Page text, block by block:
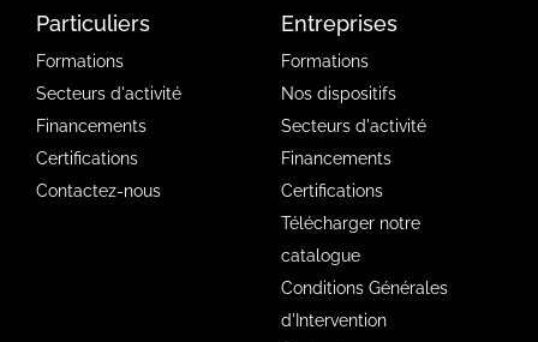
Particuliers
Formations
Secteurs d'activité
Financements
Certifications
Contactez-nous
Entreprises
Formations
Nos dispositifs
Secteurs d'activité
Financements
Certifications
Télécharger notre
catalogue
Conditions Générales
d'Intervention